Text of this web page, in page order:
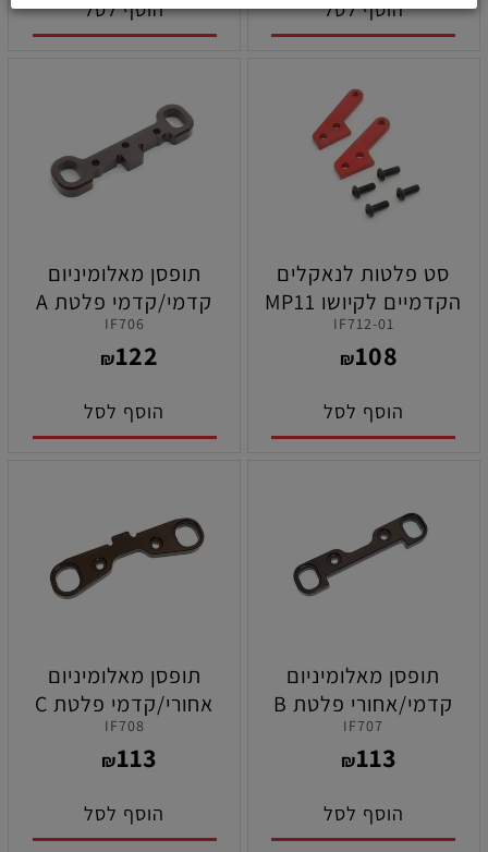
הוסף לסל הוסף לסל
סט פלטות לנאקלים
הקדמיים לקיושו MP11
IF712-01
₪108
הוסף לסל
תופסן מאלומיניום
קדמי/קדמי פלטת A
תחתון לקיושו MP11
IF706
₪122
הוסף לסל
תופסן מאלומיניום
קדמי/אחורי פלטת B
תחתון לקיושו MP11
IF707
₪113
הוסף לסל
תופסן מאלומיניום
אחורי/קדמי פלטת C
תחתון לקיושו MP11
IF708
₪113
הוסף לסל